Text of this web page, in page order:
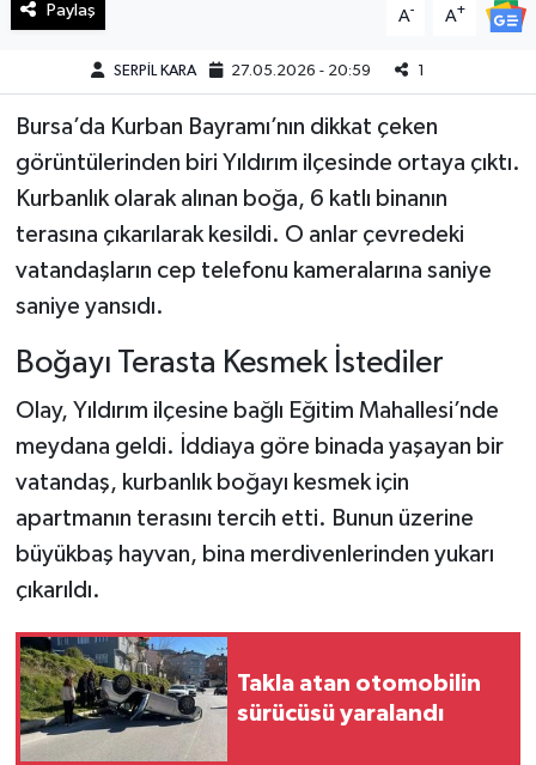
Paylaş A- A+
SERPİL KARA 27.05.2026 - 20:59 1
Bursa’da Kurban Bayramı’nın dikkat çeken
görüntülerinden biri Yıldırım ilçesinde ortaya çıktı.
Kurbanlık olarak alınan boğa, 6 katlı binanın
terasına çıkarılarak kesildi. O anlar çevredeki
vatandaşların cep telefonu kameralarına saniye
saniye yansıdı.
Boğayı Terasta Kesmek İstediler
Olay, Yıldırım ilçesine bağlı Eğitim Mahallesi’nde
meydana geldi. İddiaya göre binada yaşayan bir
vatandaş, kurbanlık boğayı kesmek için
apartmanın terasını tercih etti. Bunun üzerine
büyükbaş hayvan, bina merdivenlerinden yukarı
çıkarıldı.
Takla atan otomobilin
sürücüsü yaralandı
Spor
SürManşet
Teknoloji
Yaşam